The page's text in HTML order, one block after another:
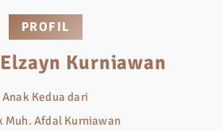
PROFIL
Kurniawan
Anak Kedua dari
Muh. Afdal Kurniawan